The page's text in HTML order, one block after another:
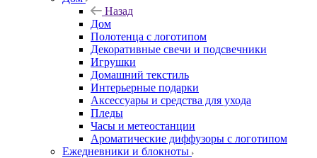
Назад
Дом
Полотенца с логотипом
Декоративные свечи и подсвечники
Игрушки
Домашний текстиль
Интерьерные подарки
Аксессуары и средства для ухода
Пледы
Часы и метеостанции
Ароматические диффузоры с логотипом
Ежедневники и блокноты